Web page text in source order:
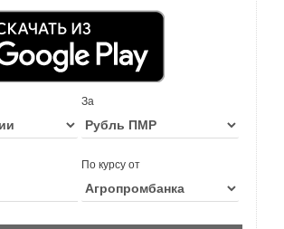
За
По курсу от